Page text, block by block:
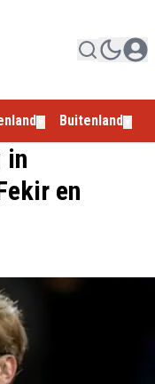
Buitenland
in
en